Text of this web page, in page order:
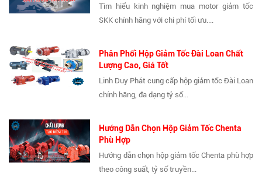
Tìm hiểu kinh nghiệm mua motor giảm tốc
SKK chính hãng với chi phí tối ưu....
Phân Phối Hộp Giảm Tốc Đài Loan Chất
Lượng Cao, Giá Tốt
Linh Duy Phát cung cấp hộp giảm tốc Đài Loan
chính hãng, đa dạng tỷ số...
Hướng Dẫn Chọn Hộp Giảm Tốc Chenta
Phù Hợp
Hướng dẫn chọn hộp giảm tốc Chenta phù hợp
theo công suất, tỷ số truyền...